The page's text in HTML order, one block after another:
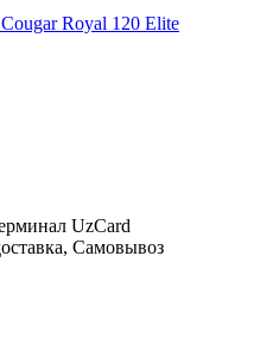
Royal 120 Elite
UzCard
Самовывоз